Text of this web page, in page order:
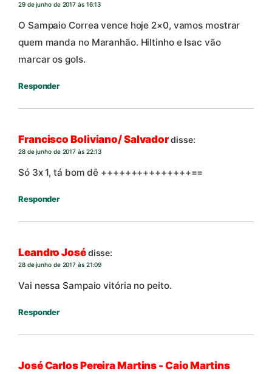
29 de junho de 2017 às 16:13
O Sampaio Correa vence hoje 2×0, vamos mostrar
quem manda no Maranhão. Hiltinho e Isac vão
marcar os gols.
Responder
Francisco Boliviano/ Salvadordisse:
28 de junho de 2017 às 22:13
Só 3x 1, tá bom dê +++++++++++++++==
Responder
Leandro Josédisse:
28 de junho de 2017 às 21:09
Vai nessa Sampaio vitória no peito.
Responder
José Carlos Pereira Martins - Caio Martins